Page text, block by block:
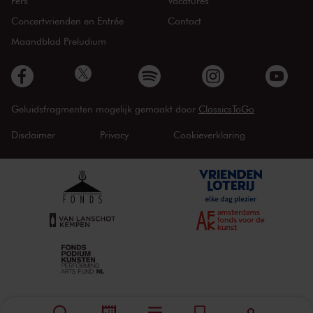
Concertvrienden en Entrée
Maandblad Preludium
Contact
Geluidsfragmenten mogelijk gemaakt door ClassicsToGo
Disclaimer Privacy Cookieverklaring